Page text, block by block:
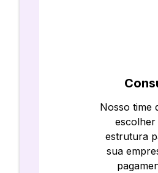
Nosso time
estrutura
sua